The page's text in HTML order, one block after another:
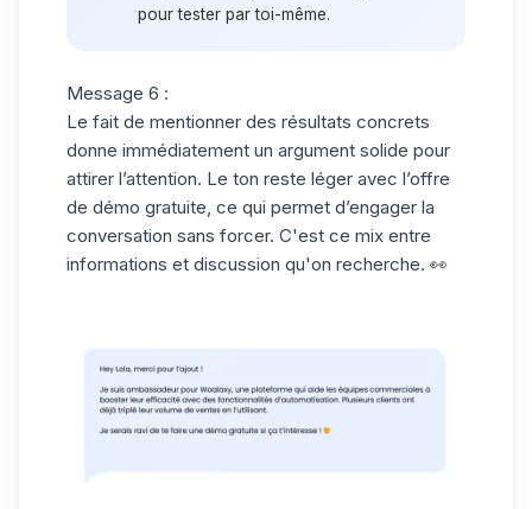
pour tester par toi-même.
Message 6 :
Le fait de mentionner des résultats concrets
donne immédiatement un argument solide pour
attirer l’attention. Le ton reste léger avec l’offre
de démo gratuite, ce qui permet d’engager la
conversation sans forcer. C'est ce mix entre
informations et discussion qu'on recherche. 👀